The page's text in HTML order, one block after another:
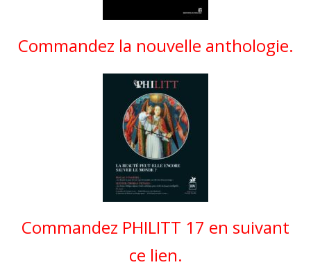
Commandez la nouvelle anthologie.
Commandez PHILITT 17 en suivant
ce lien.